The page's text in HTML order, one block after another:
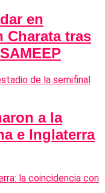
en
Charata tras
a la
e Inglaterra